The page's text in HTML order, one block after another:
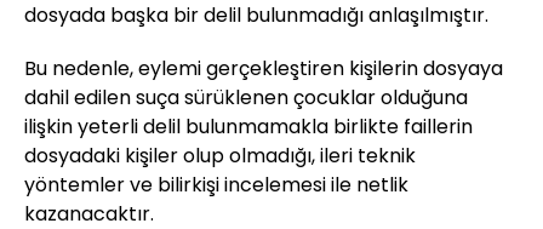
dosyada başka bir delil bulunmadığı anlaşılmıştır.
Bu nedenle, eylemi gerçekleştiren kişilerin dosyaya
dahil edilen suça sürüklenen çocuklar olduğuna
ilişkin yeterli delil bulunmamakla birlikte faillerin
dosyadaki kişiler olup olmadığı, ileri teknik
yöntemler ve bilirkişi incelemesi ile netlik
kazanacaktır.